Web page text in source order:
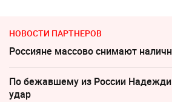
НОВОСТИ ПАРТНЕРОВ
Россияне массово снимают
По бежавшему из России
удар